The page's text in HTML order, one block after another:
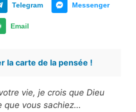
Telegram Messenger
Email
la carte de la pensée !
vie, je crois que Dieu
que vous sachiez…